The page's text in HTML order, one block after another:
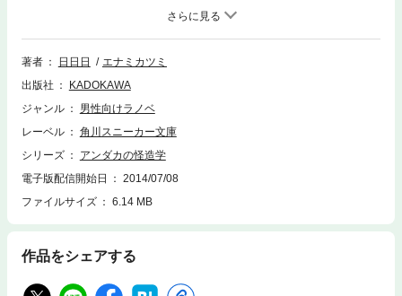
んな時代のお話……。怪造生物（モンスター）と共存できる世界を夢見る
少女・空井伊依は希望を胸に古頃怪造高等学校に入学した。だが、入学
早々、恩師が召喚した怪造生物のせいで、とんでもない大事件へと巻き込
まれ……!? 第８回角川学園小説大賞・優秀賞を受賞したミラクル・モン
著者 日日日
エナミカツミ
出版社
KADOKAWA
ジャンル
男性向けラノベ
レーベル
角川スニーカー文庫
シリーズ
アンダカの怪造学
電子版配信開始日
2014/07/08
ファイルサイズ
6.14 MB
作品をシェアする